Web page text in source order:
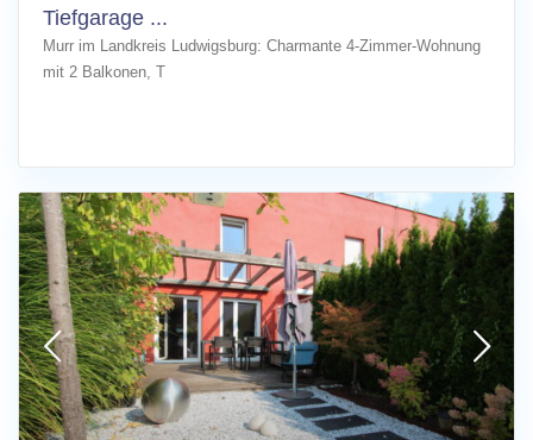
Tiefgarage ...
Murr im Landkreis Ludwigsburg: Charmante 4-Zimmer-Wohnung
mit 2 Balkonen, T